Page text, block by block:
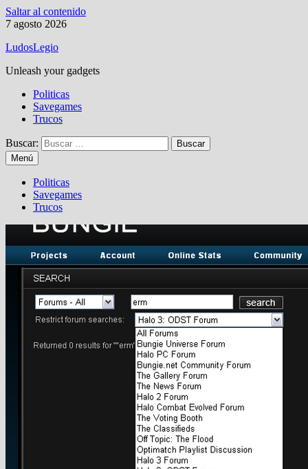
Saltar al contenido
7 agosto 2026
LudosLegio
Unleash your gadgets
Politicas
Savegames
Trucos
Buscar:
Menú
Politicas
Savegames
Trucos